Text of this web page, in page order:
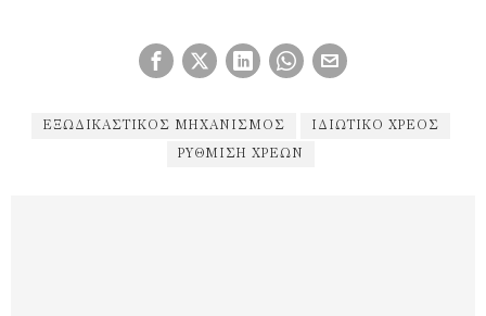
ΕΞΩΔΙΚΑΣΤΙΚΌΣ ΜΗΧΑΝΙΣΜΌΣ ΙΔΙΩΤΙΚΌ ΧΡΈΟΣ
ΡΎΘΜΙΣΗ ΧΡΕΏΝ